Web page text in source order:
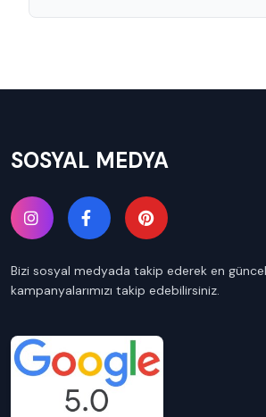
SOSYAL MEDYA
Bizi sosyal medyada takip ederek en
kampanyalarımızı takip edebilirsiniz.